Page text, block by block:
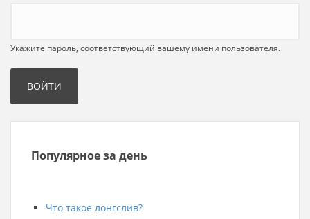
Укажите пароль, соответствующий вашему имени пользователя.
Популярное за день
Что такое лонгслив?